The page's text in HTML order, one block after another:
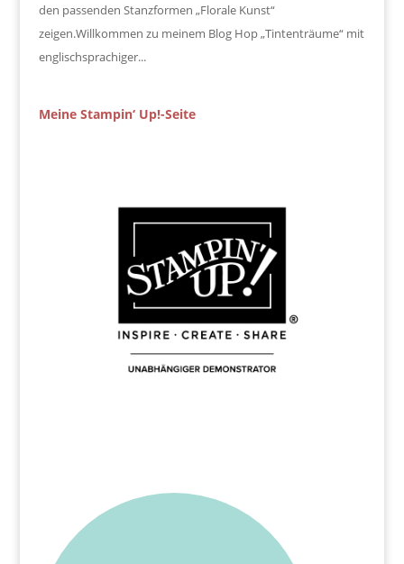
den passenden Stanzformen „Florale Kunst“
zeigen.Willkommen zu meinem Blog Hop „Tintenträume“ mit
englischsprachiger...
Meine Stampin‘ Up!-Seite